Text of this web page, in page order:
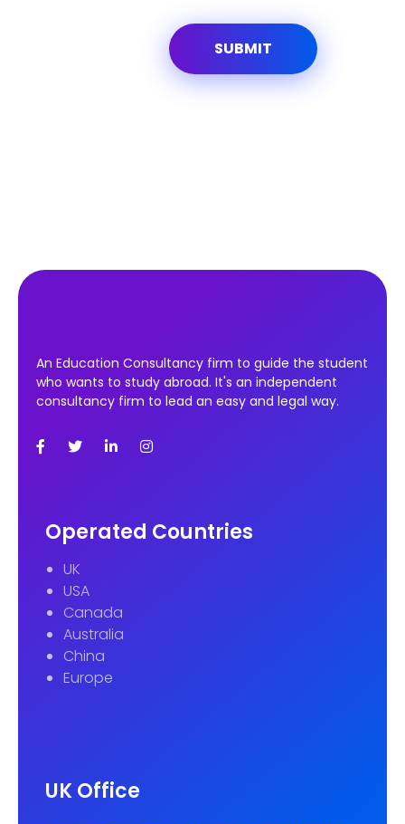
An Education Consultancy firm to guide the student
who wants to study abroad. It's an independent
consultancy firm to lead an easy and legal way.
Operated Countries
UK
USA
Canada
Australia
China
Europe
UK Office